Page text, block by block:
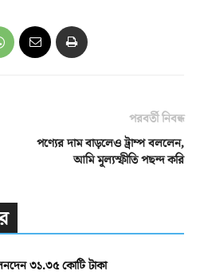
পরবর্তী নিবন্ধ
পণ্যের দাম বাড়লেও ট্রাম্প বললেন,
আমি মূল্যস্ফীতি পছন্দ করি
৩১.৩৫ কোটি টাকা